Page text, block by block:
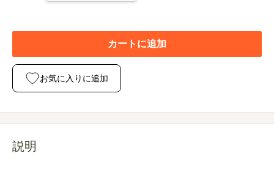
カートに追加
お気に入りに追加
説明